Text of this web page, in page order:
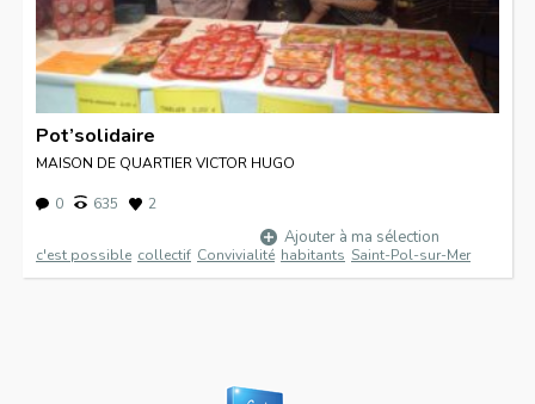
Pot’solidaire
MAISON DE QUARTIER VICTOR HUGO
0 635 2
Ajouter à ma sélection
c'est possible collectif Convivialité habitants Saint-Pol-sur-Mer